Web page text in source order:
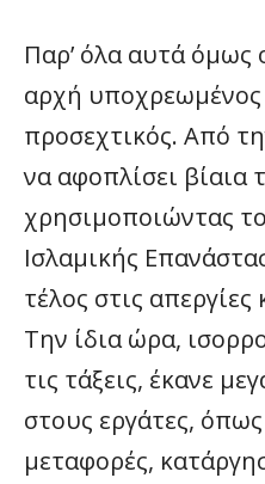
Παρ’ όλα αυτά όμως
αρχή υποχρεωμένος
προσεχτικός. Από
να αφοπλίσει βίαια
χρησιμοποιώντας
Ισλαμικής
τέλος στις απεργίες
Την ίδια ώρα,
τις τάξεις, έκανε
στους εργάτες,
μεταφορές,